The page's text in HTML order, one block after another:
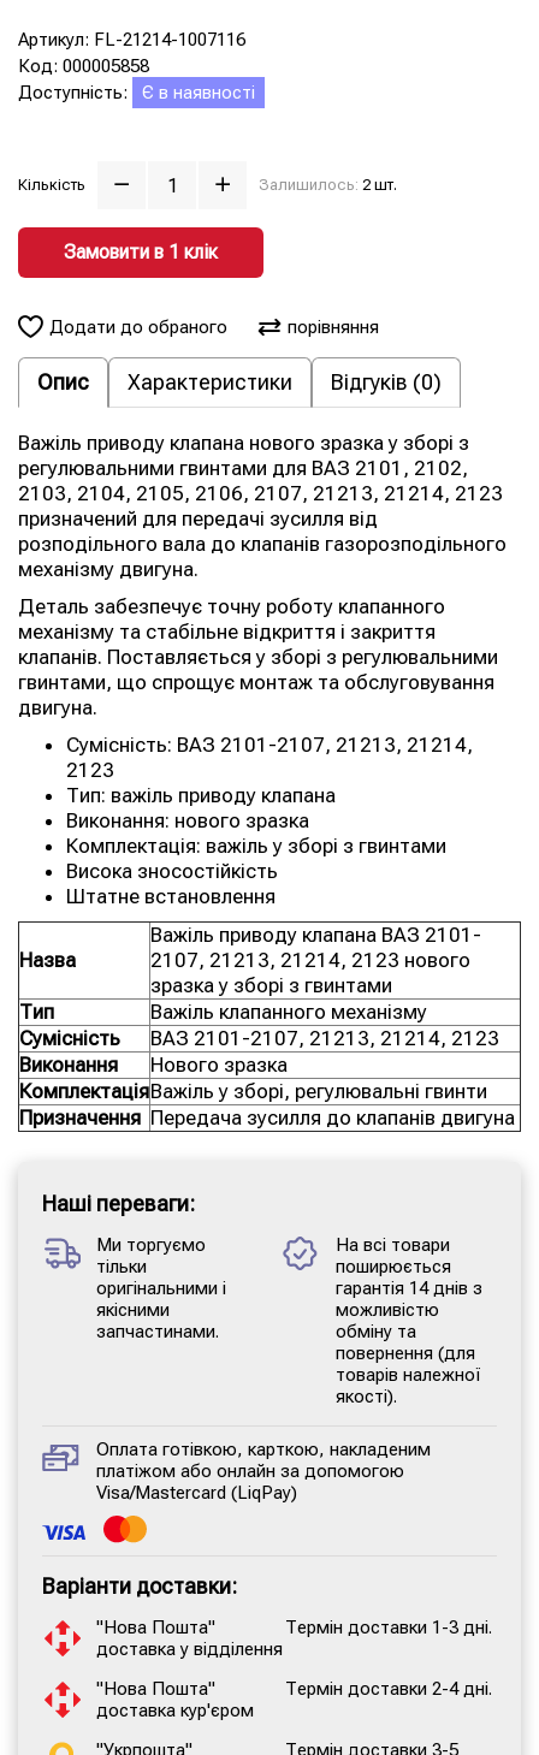
Артикул: FL-21214-1007116
Код: 000005858
Доступність:
Є в наявності
Кількість Залишилось: 2 шт.
Замовити в 1 клiк
Додати до обраного порівняння
Опис Характеристики Відгуків (0)
Важіль приводу клапана нового зразка у зборі з
регулювальними гвинтами для ВАЗ 2101, 2102,
2103, 2104, 2105, 2106, 2107, 21213, 21214, 2123
призначений для передачі зусилля від
розподільного вала до клапанів газорозподільного
механізму двигуна.
Деталь забезпечує точну роботу клапанного
механізму та стабільне відкриття і закриття
клапанів. Поставляється у зборі з регулювальними
гвинтами, що спрощує монтаж та обслуговування
двигуна.
Сумісність: ВАЗ 2101-2107, 21213, 21214,
2123
Тип: важіль приводу клапана
Виконання: нового зразка
Комплектація: важіль у зборі з гвинтами
Висока зносостійкість
Штатне встановлення
Назва
Важіль приводу клапана ВАЗ 2101-
2107, 21213, 21214, 2123 нового
зразка у зборі з гвинтами
Тип
Важіль клапанного механізму
Сумісність
ВАЗ 2101-2107, 21213, 21214, 2123
Виконання
Нового зразка
КомплектаціяВажіль у зборі, регулювальні гвинти
Призначення Передача зусилля до клапанів двигуна
Наші переваги:
Ми торгуємо
тільки
оригінальними і
якісними
запчастинами.
На всі товари
поширюється
гарантія 14 днів з
можливістю
обміну та
повернення (для
товарів належної
якості).
Оплата готівкою, карткою, накладеним
платіжом або онлайн за допомогою
Visa/Mastercard (LiqPay)
Варіанти доставки:
"Нова Пошта"
доставка у відділення
Термін доставки 1-3 дні.
"Нова Пошта"
доставка кур'єром
Термін доставки 2-4 дні.
"Укрпошта" Термін доставки 3-5